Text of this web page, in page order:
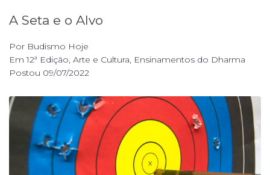
A Seta e o Alvo
Por Budismo Hoje
Em12ª Edição, Arte e Cultura, Ensinamentos do Dharma
Postou 09/07/2022